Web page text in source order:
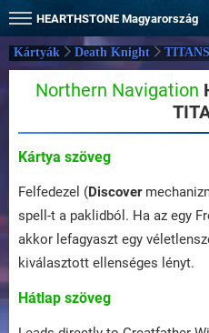
HEARTHSTONE Magyarország
Kártyák Death Knight
Northern Navigation
Kártya szöveg
Felfedezel (Discover
spell-t a paklidból. Ha az egy
akkor lefagyaszt egy
kiválasztott ellenséges lényt.
Hátlap szöveg